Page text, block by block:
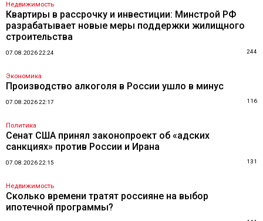
Недвижимость
Квартиры в рассрочку и инвестиции: Минстрой РФ
разрабатывает новые меры поддержки жилищного
строительства
07.08.2026 22:24 244
Экономика
Производство алкоголя в России ушло в минус
07.08.2026 22:17 116
Политика
Сенат США принял законопроект об «адских
санкциях» против России и Ирана
07.08.2026 22:15 131
Недвижимость
Сколько времени тратят россияне на выбор
ипотечной программы?